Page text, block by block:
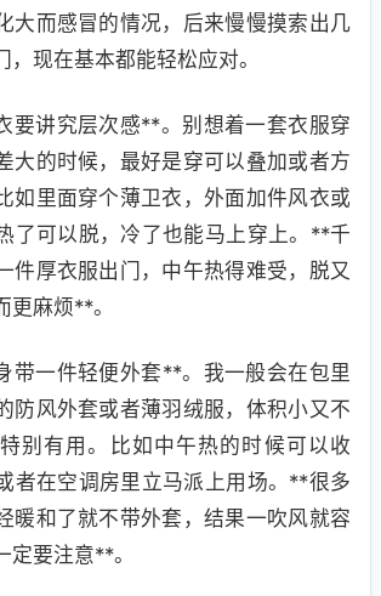
大而感冒的情况，后来慢慢摸索出几
，现在基本都能轻松应对。
要讲究层次感**。别想着一套衣服穿
大的时候，最好是穿可以叠加或者方
如里面穿个薄卫衣，外面加件风衣或
了可以脱，冷了也能马上穿上。**千
件厚衣服出门，中午热得难受，脱又
更麻烦**。
带一件轻便外套**。我一般会在包里
防风外套或者薄羽绒服，体积小又不
别有用。比如中午热的时候可以收
者在空调房里立马派上用场。**很多
暖和了就不带外套，结果一吹风就容
定要注意**。